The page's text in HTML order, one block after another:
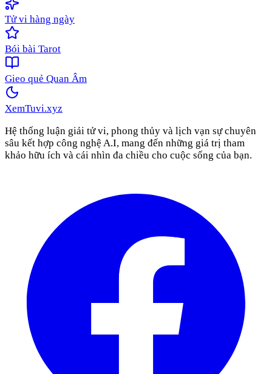
Tử vi hàng ngày
Bói bài Tarot
Gieo quẻ Quan Âm
XemTuvi.xyz
Hệ thống luận giải tử vi, phong thủy và lịch vạn sự chuyên
sâu kết hợp công nghệ A.I, mang đến những giá trị tham
khảo hữu ích và cái nhìn đa chiều cho cuộc sống của bạn.